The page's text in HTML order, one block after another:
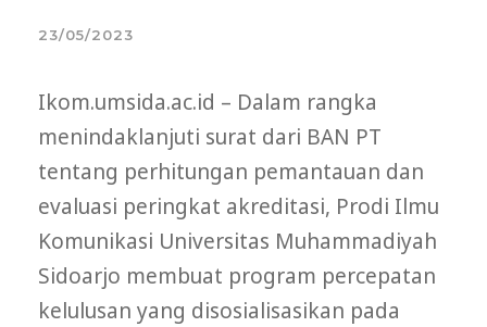
23/05/2023
Ikom.umsida.ac.id – Dalam rangka
menindaklanjuti surat dari BAN PT
tentang perhitungan pemantauan dan
evaluasi peringkat akreditasi, Prodi Ilmu
Komunikasi Universitas Muhammadiyah
Sidoarjo membuat program percepatan
kelulusan yang disosialisasikan pada